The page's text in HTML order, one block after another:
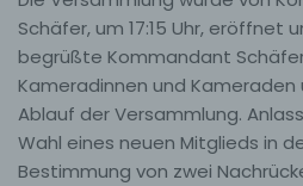
Schäfer, um 17:15 Uhr, eröffnet
begrüßte Kommandant
Kameradinnen und
Ablauf der Versammlung.
Wahl eines neuen Mitglieds in
Bestimmung von zwei